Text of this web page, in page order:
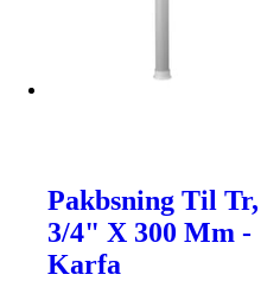
Pakbsning Til Tr,
3/4" X 300 Mm -
Karfa